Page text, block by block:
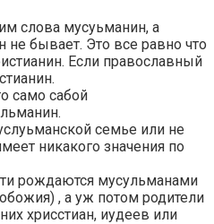
слова мусуьманин, а
бывает. Это все равно что
Если православный
само сабой
семье или не
никакого значения по
рождаются мусульманами
, а уж потом родители
хрисстиан, иудеев или